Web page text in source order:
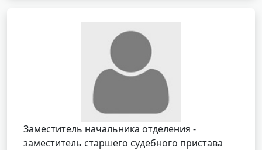
Заместитель начальника отделения -
заместитель старшего судебного пристава